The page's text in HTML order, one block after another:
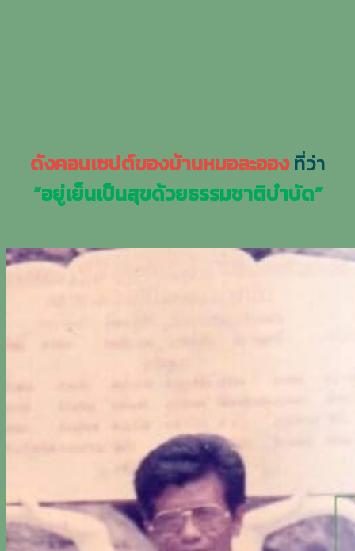
ดังคอนเซปต์ของบ้านหมอละอองที่ว่า
“อยู่เย็นเป็นสุขด้วยธรรมชาติบำบัด”